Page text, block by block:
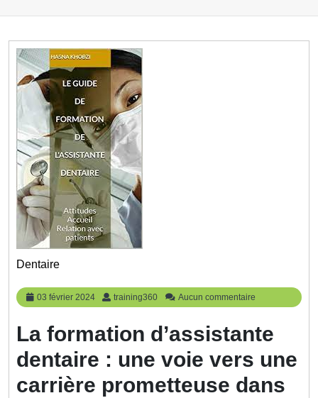
Dentaire
03 février 2024
03
février
training360 training360
Aucun commentaire
La formation d’assistante
dentaire : une voie vers une
carrière prometteuse dans